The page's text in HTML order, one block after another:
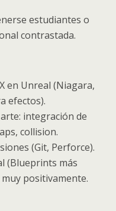
estudiantes o
contrastada.
en Unreal (Niagara,
efectos).
integración de
collision.
(Git, Perforce).
(Blueprints más
positivamente.